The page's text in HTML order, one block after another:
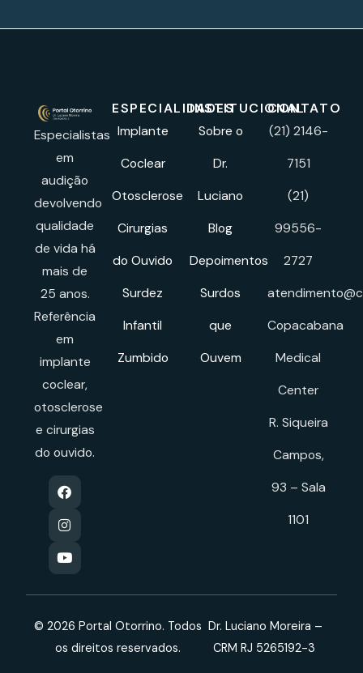
Especialistas
em
audição
devolvendo
qualidade
de vida há
mais de
25 anos.
Referência
em
implante
coclear,
otosclerose
e cirurgias
do ouvido.
ESPECIALIDADES
Implante
Coclear
Otosclerose
Cirurgias
do Ouvido
Surdez
Infantil
Zumbido
INSTITUCIONAL
Sobre o
Dr.
Luciano
Blog
Depoimentos
Surdos
que
Ouvem
CONTATO
(21) 2146-
7151
(21)
99556-
2727
Copacabana
Medical
Center
R. Siqueira
Campos,
93 – Sala
1101
© 2026 Portal Otorrino. Todos
os direitos reservados.
Dr. Luciano Moreira –
CRM RJ 5265192-3